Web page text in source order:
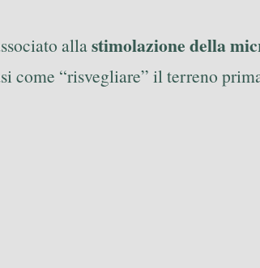
allastimolazione della
come “risvegliare” il terreno